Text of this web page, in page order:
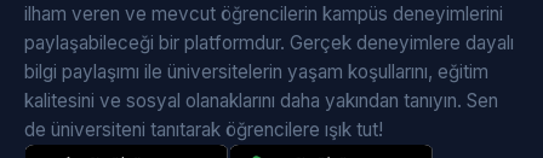
ilham veren ve mevcut öğrencilerin kampüs deneyimlerini
paylaşabileceği bir platformdur. Gerçek deneyimlere dayalı
bilgi paylaşımı ile üniversitelerin yaşam koşullarını, eğitim
kalitesini ve sosyal olanaklarını daha yakından tanıyın. Sen
de üniversiteni tanıtarak öğrencilere ışık tut!